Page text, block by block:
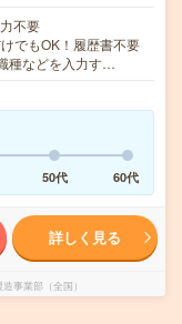
不要
でもOK！履歴書不要
種などを入力す…
50代 60代
詳しく見る
事業部（全国）